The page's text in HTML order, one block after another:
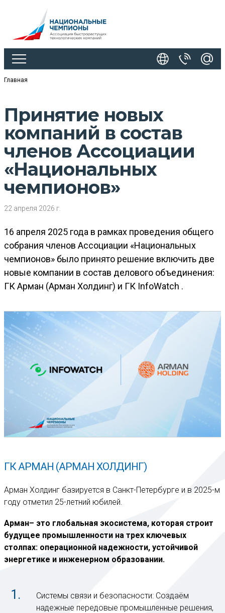
Главная
Принятие новых
компаний в состав
членов Ассоциации
«Национальных
чемпионов»
22 апреля 2026 г.
16 апреля 2025 года в рамках проведения общего
собрания членов Ассоциации «Национальных
чемпионов» было принято решение включить две
новые компании в состав делового объединения:
ГК Арман (Арман Холдинг) и ГК InfoWatch .
ГК АРМАН (АРМАН ХОЛДИНГ)
Арман Холдинг базируется в Санкт-Петербурге и в 2025-м
году отметил 25-летний юбилей.
Арман– это глобальная экосистема, которая строит
будущее промышленности на трех ключевых
столпах: операционной надежности, устойчивой
энергетике и инженерном образовании.
Системы связи и безопасности: Создаём
надежные передовые промышленные решения,